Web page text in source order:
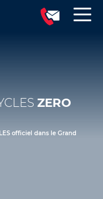
ZERO
officiel dans le Grand